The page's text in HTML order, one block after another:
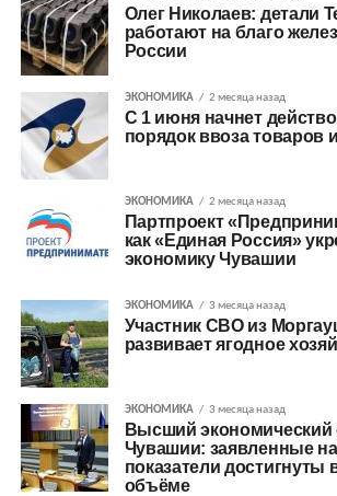
Олег Николаев: детали
работают на благо
России
ЭКОНОМИКА 2 месяца назад
С 1 июня начнет
порядок ввоза товаров
ЭКОНОМИКА 2 месяца назад
Партпроект
как «Единая Россия»
экономику Чувашии
ЭКОНОМИКА 3 месяца назад
Участник СВО из
развивает ягодное
ЭКОНОМИКА 3 месяца назад
Высший экономический
Чувашии: заявленные на
показатели достигнуты
объёме